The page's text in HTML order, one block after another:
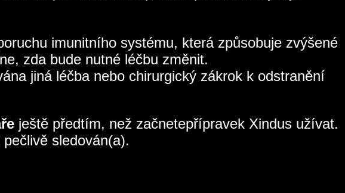
imunitního systému, která způsobuje zvýšené
zda bude nutné léčbu změnit.
jiná léčba nebo chirurgický zákrok k odstranění
ještě předtím, než začnetepřípravek Xindus užívat.
sledován(a).